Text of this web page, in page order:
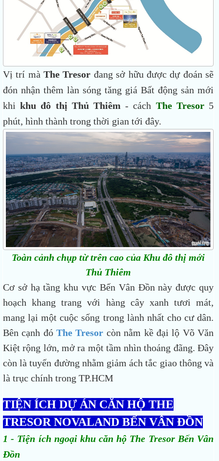
Vị trí màThe Tresor đang sở hữu được dự đoán sẽ
đón nhận thêm làn sóng tăng giá Bất động sản mới
khikhu đô thị Thủ Thiêm - cách The Tresor5
phút, hình thành trong thời gian tới đây.
Toàn cảnh chụp từ trên cao của Khu đô thị mới
Thủ Thiêm
Cơ sở hạ tầng khu vực Bến Vân Đồn này được quy
hoạch khang trang với hàng cây xanh tươi mát,
mang lại một cuộc sống trong lành nhất cho cư dân.
Bên cạnh đóThe Tresor còn nằm kề đại lộ Võ Văn
Kiệt rộng lớn, mở ra một tầm nhìn thoáng đãng. Đây
còn là tuyến đường nhằm giảm ách tắc giao thông và
là trục chính trong TP.HCM
TIỆN ÍCH DỰ ÁN CĂN HỘ THE
TRESOR NOVALAND BẾN VÂN ĐỒN
1 - Tiện ích ngoại khu căn hộ The Tresor Bến Vân
Đồn